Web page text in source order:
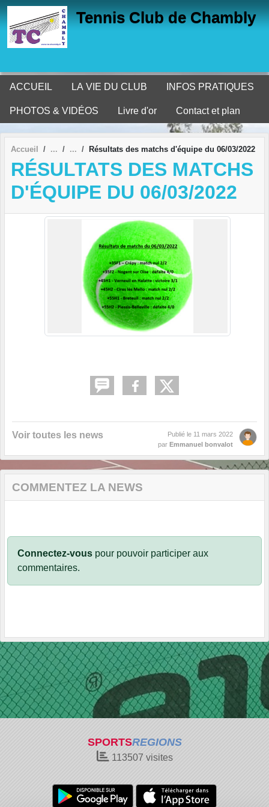
Tennis Club de Chambly
ACCUEIL LA VIE DU CLUB INFOS PRATIQUES
PHOTOS & VIDÉOS Livre d'or Contact et plan
Accueil Résultats des matchs d'équipe du 06/03/2022
RÉSULTATS DES MATCHS
D'ÉQUIPE DU 06/03/2022
Voir toutes les news Publié le 11 mars 2022
par Emmanuel bonvalot
COMMENTEZ LA NEWS
Connectez-vous pour pouvoir participer aux
commentaires.
SPORTSREGIONS
113507 visites
Panneau de gestion des cookies